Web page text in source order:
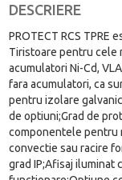
DESCRIERE
PROTECT RCS TPRE
Tiristoare pentru cele
acumulatori Ni-Cd,
fara acumulatori, ca
pentru izolare
de optiuni;Grad de
componentele pentru
convectie sau racire
grad IP;Afisaj iluminat